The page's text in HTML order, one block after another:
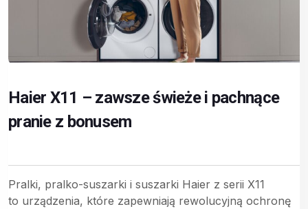
Haier X11 – zawsze świeże i pachnące
pranie z bonusem
Pralki, pralko-suszarki i suszarki Haier z serii X11
to urządzenia, które zapewniają rewolucyjną ochronę